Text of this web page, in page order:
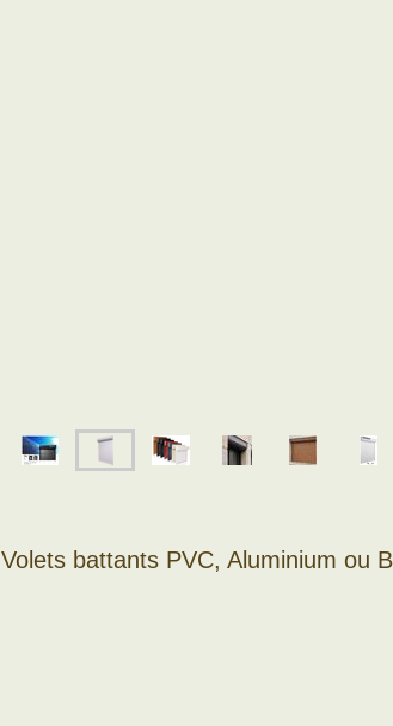
Volets battants PVC, Aluminium ou